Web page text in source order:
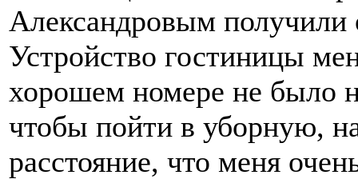
Александровым получили
Устройство гостиницы
хорошем номере не было
чтобы пойти в уборную,
расстояние, что меня